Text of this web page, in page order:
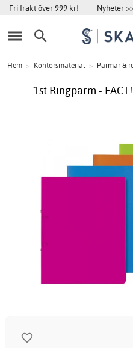
Fri frakt över 999 kr! Nyheter
Hem > Kontorsmaterial > Pärmar &
1st Ringpärm -